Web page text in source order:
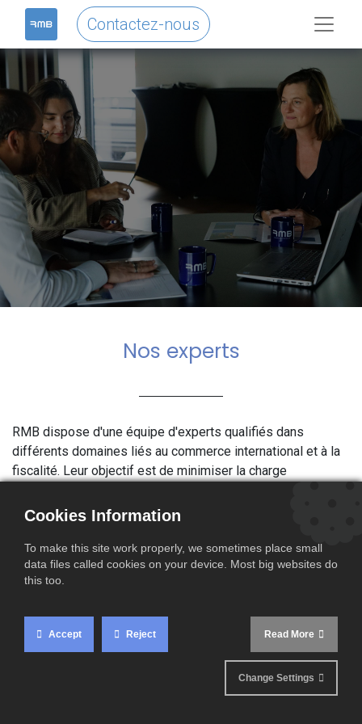
Contactez-nous
Nos experts
RMB dispose d'une équipe d'experts qualifiés dans
différents domaines liés au commerce international et à la
fiscalité. Leur objectif est de minimiser la charge
ce que vous vous acquittiez de
impartis et de manière rentable .
La nature multiculturelle de l'équipe signifie qu'il est fort
probable qu'un membre de notre équipe parle votre langue.
N’hésitez pas à les contacter, ils seront
ravis de vous aider.
Cookies Information
To make this site work properly, we sometimes place small
data files called cookies on your device. Most big websites do
this too.
Accept Reject Read More
Change Settings